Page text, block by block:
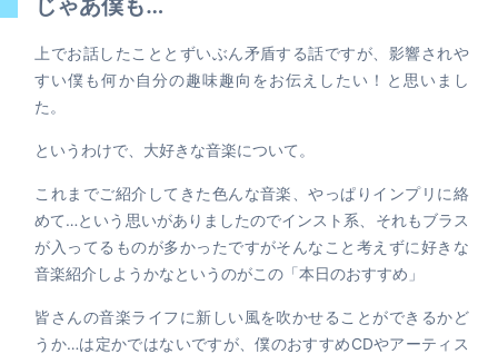
上でお話したこととずいぶん矛盾する話ですが、影響されや
すい僕も何か自分の趣味趣向をお伝えしたい！と思いまし
た。
というわけで、大好きな音楽について。
これまでご紹介してきた色んな音楽、やっぱりインプリに絡
めて…という思いがありましたのでインスト系、それもブラス
が入ってるものが多かったですがそんなこと考えずに好きな
音楽紹介しようかなというのがこの「本日のおすすめ」
皆さんの音楽ライフに新しい風を吹かせることができるかど
うか…は定かではないですが、僕のおすすめCDやアーティス